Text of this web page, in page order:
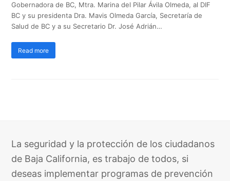
Gobernadora de BC, Mtra. Marina del Pilar Ávila Olmeda, al DIF
BC y su presidenta Dra. Mavis Olmeda García, Secretaría de
Salud de BC y a su Secretario Dr. José Adrián…
Read more
La seguridad y la protección de los ciudadanos
de Baja California, es trabajo de todos, si
deseas implementar programas de prevención